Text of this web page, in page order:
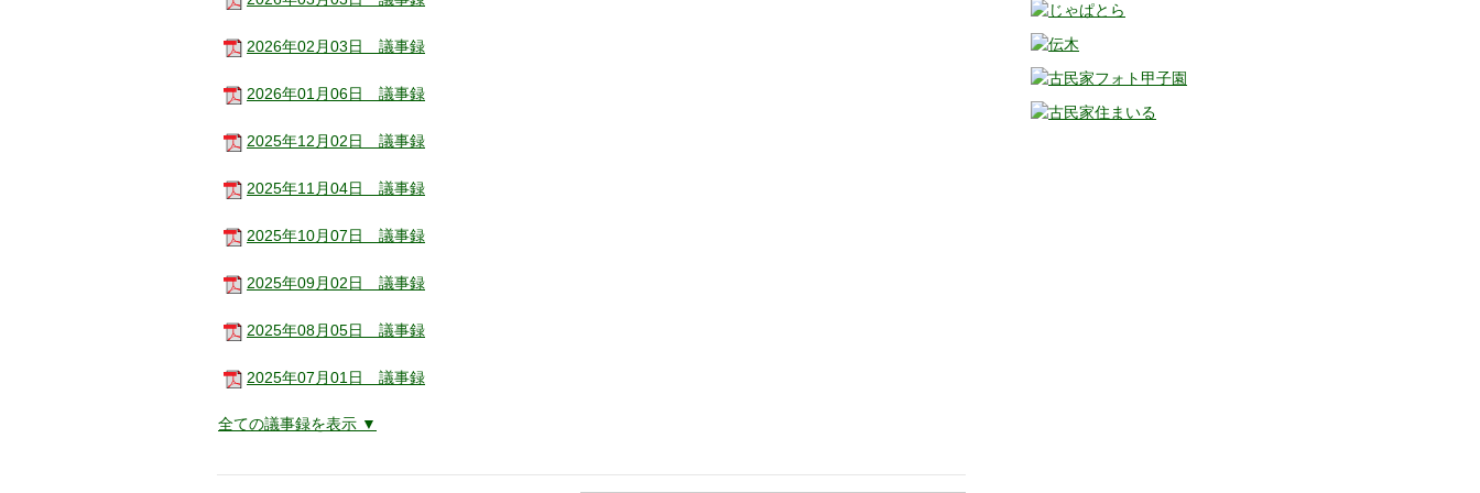
2026年02月03日 議事録
2026年01月06日 議事録
2025年12月02日 議事録
2025年11月04日 議事録
2025年10月07日 議事録
2025年09月02日 議事録
2025年08月05日 議事録
2025年07月01日 議事録
全ての議事録を表示 ▼